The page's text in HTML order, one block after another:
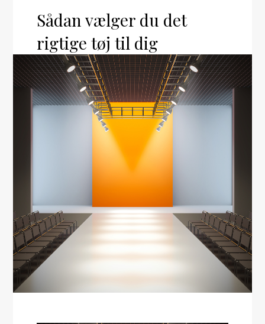
Sådan vælger du det
rigtige tøj til dig